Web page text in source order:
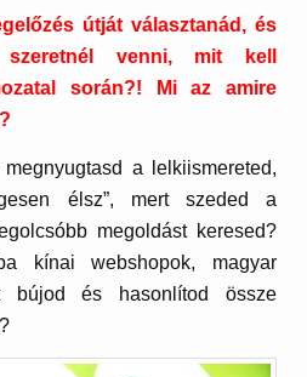
útját választanád, és
szeretnél venni, mit kell
során?! Mi az amire
a lelkiismereted,
élsz”, mert szeded a
megoldást keresed?
kínai webshopok, magyar
bújod és hasonlítod össze